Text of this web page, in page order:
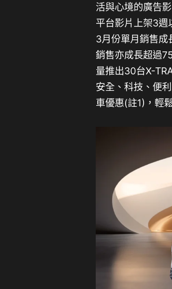
活與心境的廣告
平台影片上架3週
3月份單月銷售成
銷售亦成長超過
量推出30台X-
安全、科技、便
車優惠(註1)，輕